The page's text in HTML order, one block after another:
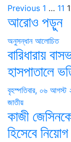
Posts
Previous 1 … 11
আরোও পড়ুন
অনুসন্ধান আলোচিত
বারিধারায়
হাসপাতালে
বৃহস্পতিবার, ০৬ আগস্ট
জাতীয়
কাজী
হিসেবে নিয়োগ